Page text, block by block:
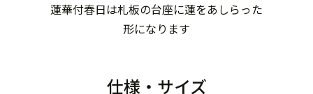
蓮華付春日は札板の台座に蓮をあしらった
形になります
仕様・サイズ